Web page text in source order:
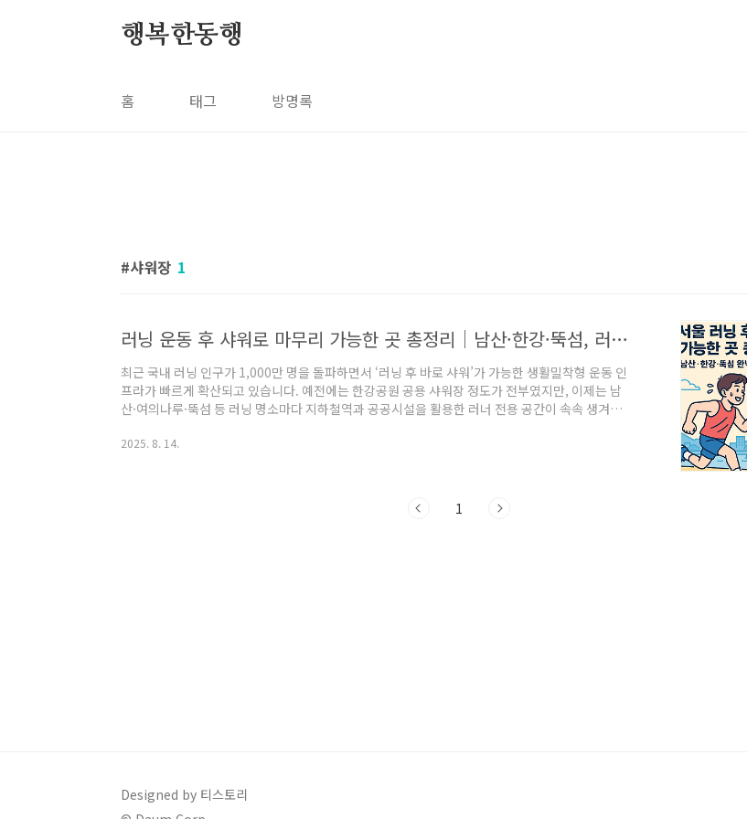
행복한동행
홈 태그 방명록
샤워장 1
러닝 운동 후 샤워로 마무리 가능한 곳 총정리｜남산·한강·뚝섬, 러닝 추천코스까지
최근 국내 러닝 인구가 1,000만 명을 돌파하면서 ‘러닝 후 바로 샤워’가 가능한 생활밀착형 운동 인
프라가 빠르게 확산되고 있습니다. 예전에는 한강공원 공용 샤워장 정도가 전부였지만, 이제는 남
산·여의나루·뚝섬 등 러닝 명소마다 지하철역과 공공시설을 활용한 러너 전용 공간이 속속 생겨나
됩니다(일교차·수분 보충 유의). 이러한 시설들은 샤워·탈의·짐보관뿐 아니라, 러닝 전후 회복과
2025. 8. 14.
1
Designed by 티스토리